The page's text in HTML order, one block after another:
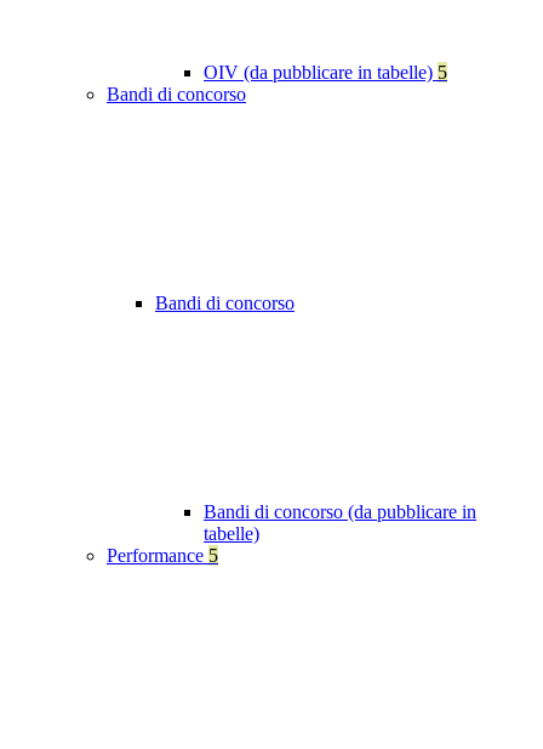
OIV (da pubblicare in tabelle) 5
Bandi di concorso
Bandi di concorso
Bandi di concorso (da pubblicare in
tabelle)
Performance 5